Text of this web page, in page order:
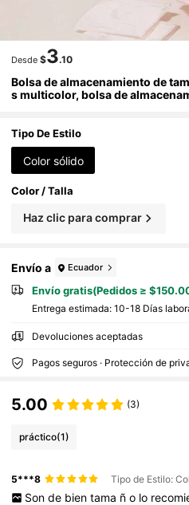
Desde $3.10
Bolsa de almacenamiento de
s multicolor, bolsa de
para tampones sanitarios,
y bragas. Es un artículo
hicas. Es una buena opción
llaje, viajes
Tipo De Estilo
Color sólido
Color / Talla
Haz clic para comprar
Envío a Ecuador
Envío gratis(Pedidos ≥
Entrega estimada: 10-18 Días
Devoluciones aceptadas
Pagos seguros · Protección de
5.00 (3)
práctico(1)
5***8
Son de bien tama ñ o lo